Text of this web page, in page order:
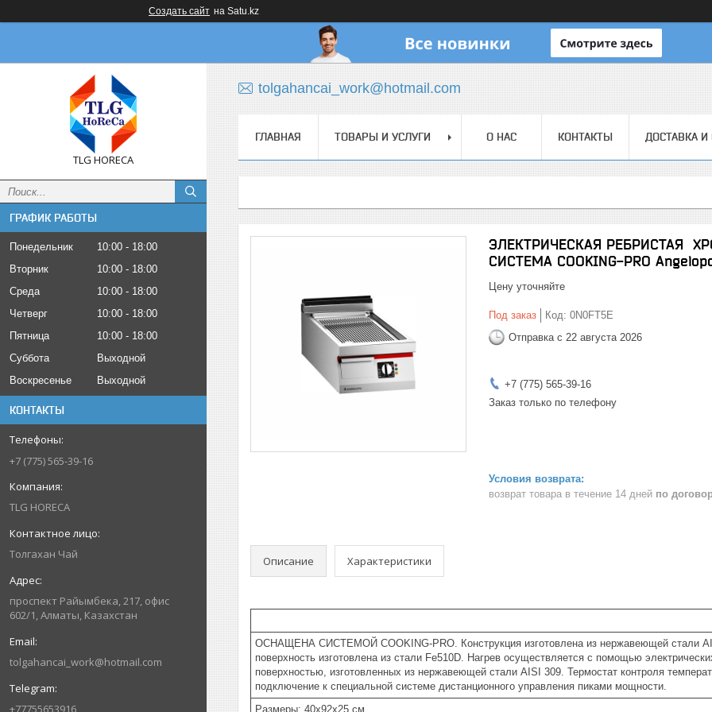
Создать сайт на Satu.kz
TLG HORECA
ГРАФИК РАБОТЫ
Понедельник 10:00
18:00
Вторник
10:00
18:00
Среда
10:00
18:00
Четверг
10:00
18:00
Пятница
10:00
18:00
Суббота
Выходной
Воскресенье
Выходной
КОНТАКТЫ
+7 (775) 565-39-16
TLG HORECA
Толгахан Чай
проспект Райымбека, 217, офис
602/1, Алматы, Казахстан
tolgahancai_work@hotmail.com
+77755653916
tolgahancai_work@hotmail.com
ГЛАВНАЯ ТОВАРЫ И УСЛУГИ О НАС КОНТАКТЫ ДОСТАВКА И
ЭЛЕКТРИЧЕСКАЯ РЕБРИСТАЯ
СИСТЕМА COOKING-PRO
Цену уточняйте
Под заказ Код: 0N0FT5E
Отправка с 22 августа 2026
+7 (775) 565-39-16
Заказ только по телефону
возврат товара в течение 14 дней по
Описание Характеристики
ОСНАЩЕНА СИСТЕМОЙ COOKING-PRO. Конструкция изготовлена из нержавеющей стали
поверхность изготовлена из стали Fe510D. Нагрев осуществляется с помощью
поверхностью, изготовленных из нержавеющей стали AISI 309. Термостат контроля
подключение к специальной системе дистанционного управления пиками мощности.
Размеры: 40x92x25 см